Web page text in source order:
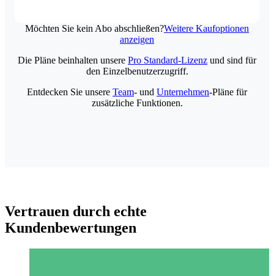
Möchten Sie kein Abo abschließen?Weitere Kaufoptionen
anzeigen
Die Pläne beinhalten unsere Pro Standard-Lizenz und sind für
den Einzelbenutzerzugriff.
Entdecken Sie unsere Team- und Unternehmen-Pläne für
zusätzliche Funktionen.
Vertrauen durch echte
Kundenbewertungen